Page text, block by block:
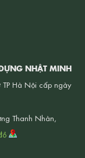
NHẬT MINH
Hà Nội cấp ngày
Thanh Nhàn,